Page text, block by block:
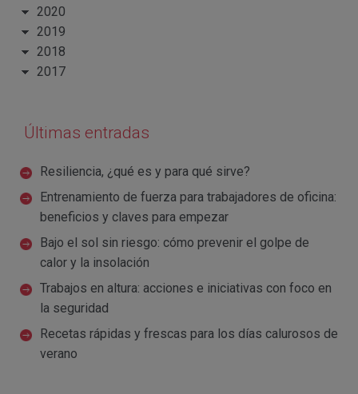
2020
2019
2018
2017
Últimas entradas
Resiliencia, ¿qué es y para qué sirve?
Entrenamiento de fuerza para trabajadores de oficina:
beneficios y claves para empezar
Bajo el sol sin riesgo: cómo prevenir el golpe de
calor y la insolación
Trabajos en altura: acciones e iniciativas con foco en
la seguridad
Recetas rápidas y frescas para los días calurosos de
verano